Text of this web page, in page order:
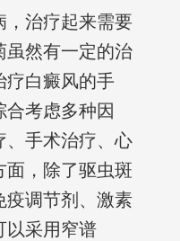
，治疗起来需要
虽然有一定的治
疗白癜风的手
考虑多种因
、手术治疗、心
面，除了驱虫斑
疫调节剂、激素
以采用窄谱